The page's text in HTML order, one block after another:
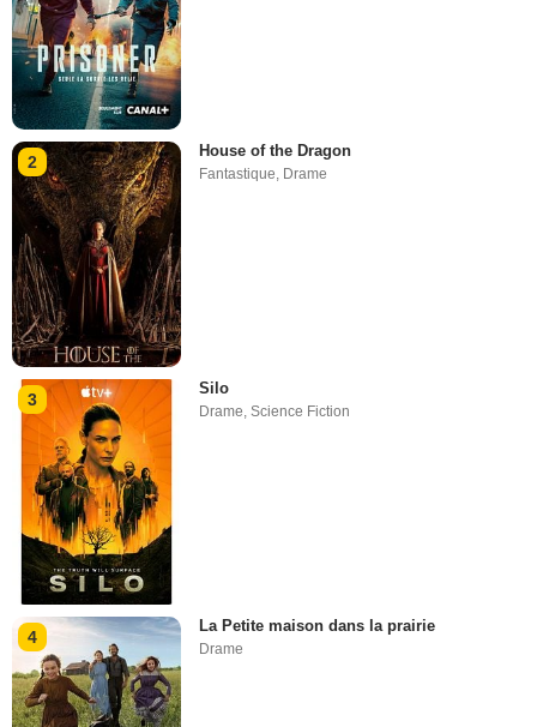
2
House of the Dragon
Fantastique Drame
3
Silo
Drame,Science Fiction
4
La Petite maison dans la prairie
Drame